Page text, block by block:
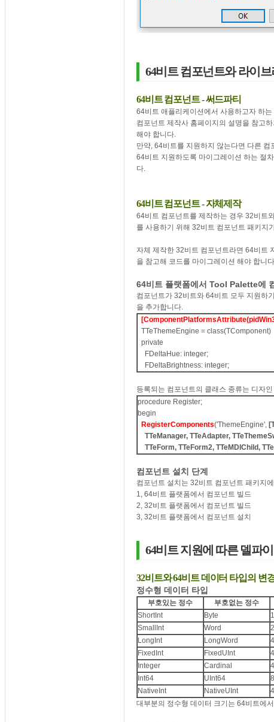
64비트 컴포넌트와 라이브
64비트 컴포넌트 - 써드파티
64비트 애플리케이션에서 사용하고자 하
컴포넌트 제작사 홈페이지의 설명을 참고
해야 합니다.
만약, 64비트를 지원하지 않는다면 다른
64비트 지원하도록 마이그레이션 하는 절
다.
64비트 컴포넌트 - 자체제작
64비트 컴포넌트를 제작하는 경우 32비트
를 사용하기 위해 32비트 컴포넌트 패키지
자체 제작한 32비트 컴포넌트라면 64비트
을 참고해 코드를 마이그레이션 해야 합니
64비트 플랫폼에서 Tool Palette에
컴포넌트가 32비트와 64비트 모두 지원하
을 추가합니다.
TTeThemeEngine = class(TComponent)
private
FDeltaHue: integer;
FDeltaBrightness: integer;
등록되는 컴포넌트의 클래스 종류는 디자
procedure Register;
begin
RegisterComponents('ThemeEngine',
TTeManager, TTeAdapter,
TTeForm, TTeForm2, TTeMDIChild,
컴포넌트 설치 단계
컴포넌트 설치는 32비트 컴포넌트 패키지
1, 64비트 플랫폼에서 컴포넌트 빌드
2, 32비트 플랫폼에서 컴포넌트 빌드
3, 32비트 플랫폼에서 컴포넌트 설치
64비트 지원에 따른 델파
32비트와 64비트 데이터 타입의 변
정수형 데이터 타입
부호있는 정수 부호없는 정수
ShortInt
Byte
SmallInt
Word
LongInt
LongWord
FixedInt
FixedUInt
Integer
Cardinal
Int64
UInt64
NativeInt
NativeUInt
대부분의 정수형 데이터 크기는 64비트에